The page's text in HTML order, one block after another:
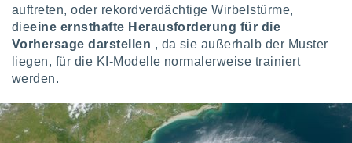
von
nicht
auftreten, oder rekordverdächtige Wirbelstürme,
dieeine ernsthafte Herausforderung für die
Vorhersage darstellen , da sie außerhalb der Muster
liegen, für die KI-Modelle normalerweise trainiert
werden.